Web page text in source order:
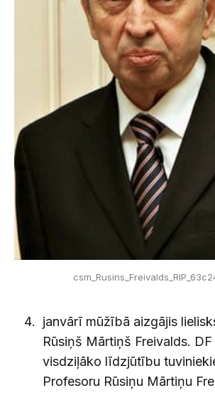
janvārī mūžībā aizgājis
Rūsiņš Mārtiņš Freivalds. DF
visdziļāko līdzjūtību
Profesoru Rūsiņu Mārtiņu